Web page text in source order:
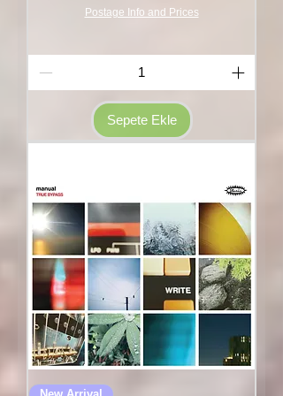
Postage Info and Prices
Sepete Ekle